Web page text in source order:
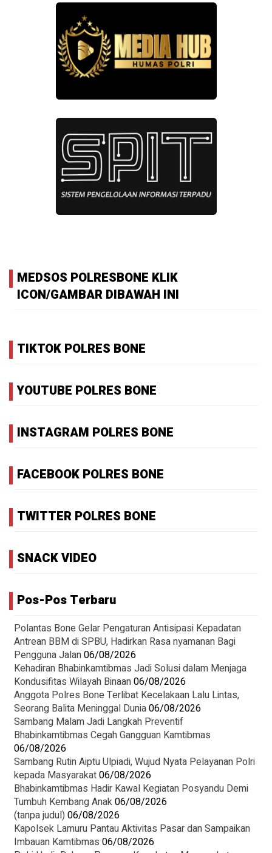
MEDSOS POLRESBONE KLIK
ICON/GAMBAR DIBAWAH INI
TIKTOK POLRES BONE
YOUTUBE POLRES BONE
INSTAGRAM POLRES BONE
FACEBOOK POLRES BONE
TWITTER POLRES BONE
SNACK VIDEO
Pos-Pos Terbaru
Polantas Bone Gelar Pengaturan Antisipasi Kepadatan
Antrean BBM di SPBU, Hadirkan Rasa nyamanan Bagi
Pengguna Jalan06/08/2026
Kehadiran Bhabinkamtibmas Jadi Solusi dalam Menjaga
Kondusifitas Wilayah Binaan06/08/2026
Anggota Polres Bone Terlibat Kecelakaan Lalu Lintas,
Seorang Balita Meninggal Dunia06/08/2026
Sambang Malam Jadi Langkah Preventif
Bhabinkamtibmas Cegah Gangguan Kamtibmas
06/08/2026
Sambang Rutin Aiptu Ulpiadi, Wujud Nyata Pelayanan Polri
kepada Masyarakat06/08/2026
Bhabinkamtibmas Hadir Kawal Kegiatan Posyandu Demi
Tumbuh Kembang Anak06/08/2026
(tanpa judul) 06/08/2026
Kapolsek Lamuru Pantau Aktivitas Pasar dan Sampaikan
Imbauan Kamtibmas 06/08/2026